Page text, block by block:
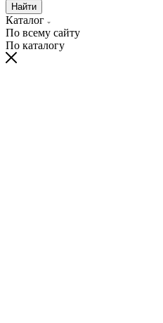
Найти
Каталог
По всему сайту
По каталогу